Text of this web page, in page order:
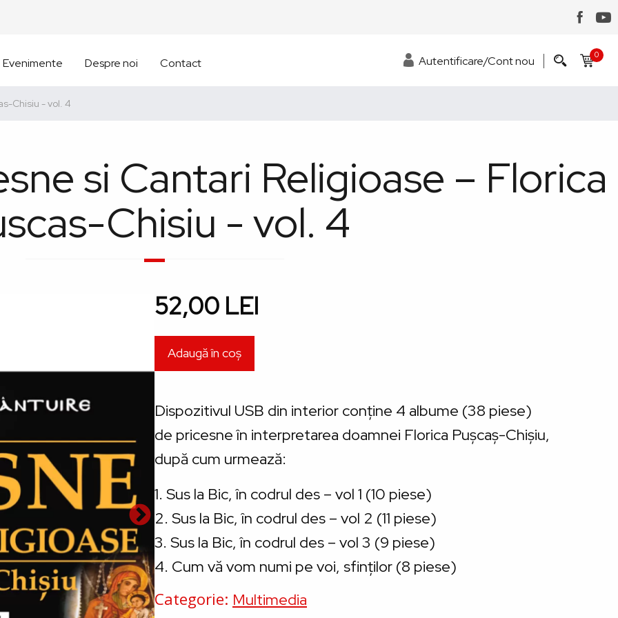
Evenimente Despre noi Contact Autentificare/Cont nou 0
Chisiu - vol. 4
si Cantari Religioase – Florica
Chisiu - vol. 4
52,00 LEI
Dispozitivul USB din interior conține 4 albume (38 piese)
de pricesne în interpretarea doamnei Florica Pușcaș-Chișiu,
după cum urmează:
1. Sus la Bic, în codrul des – vol 1 (10 piese)
2. Sus la Bic, în codrul des – vol 2 (11 piese)
3. Sus la Bic, în codrul des – vol 3 (9 piese)
4. Cum vă vom numi pe voi, sfinților (8 piese)
Categorie Multimedia